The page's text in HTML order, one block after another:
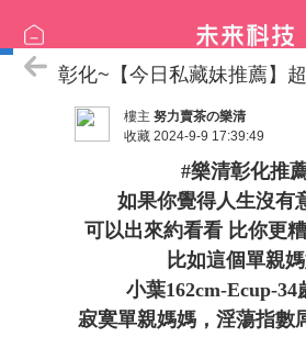
中部♡台中-彰化外送♡
彰化~【今日私藏妹推薦】
樓主 努力賣茶の樂清
收藏 2024-9-9 17:39:49
#樂清彰化推
如果你覺得人生沒有
可以出來約看看 比你更
比如這個單親
小葉162cm-Ecup-34
寂寞單親媽媽，淫蕩指數